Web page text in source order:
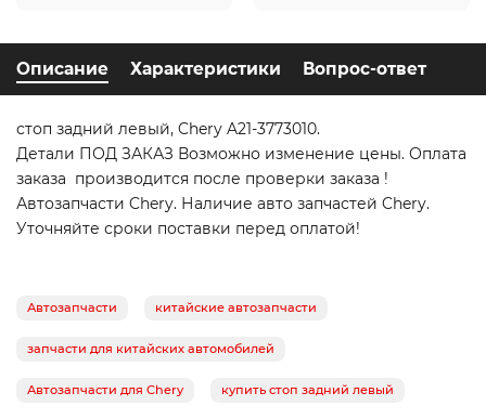
Описание Характеристики Вопрос-ответ
стоп задний левый, Chery A21-3773010.
Детали ПОД ЗАКАЗ Возможно изменение цены. Оплата
заказа производится после проверки заказа !
Автозапчасти Chery. Наличие авто запчастей Chery.
Уточняйте сроки поставки перед оплатой!
Автозапчасти китайские автозапчасти
запчасти для китайских автомобилей
Автозапчасти для Chery купить стоп задний левый